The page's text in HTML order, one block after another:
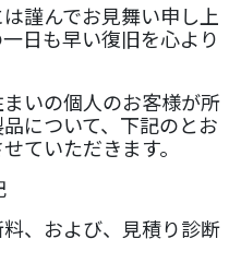
謹んでお見舞い申し上
日も早い復旧を心より
いの個人のお客様が所
について、下記のとお
ていただきます。
、および、見積り診断